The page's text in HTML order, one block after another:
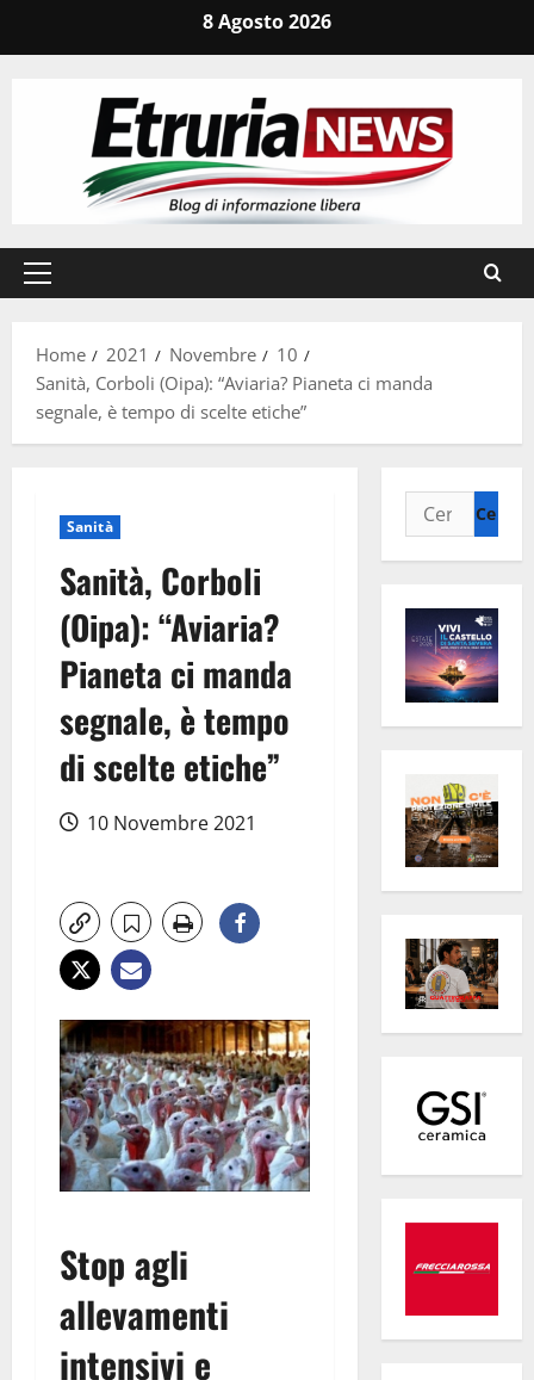
8 Agosto 2026
Menu
Home
2021 Novembre
10
Sanità, Corboli (Oipa): “Aviaria? Pianeta ci manda
segnale, è tempo di scelte etiche”
Sanità
Sanità, Corboli
(Oipa): “Aviaria?
Pianeta ci manda
segnale, è tempo
di scelte etiche”
10 Novembre 2021
Stop agli
allevamenti
intensivi e
Ricerca
per: